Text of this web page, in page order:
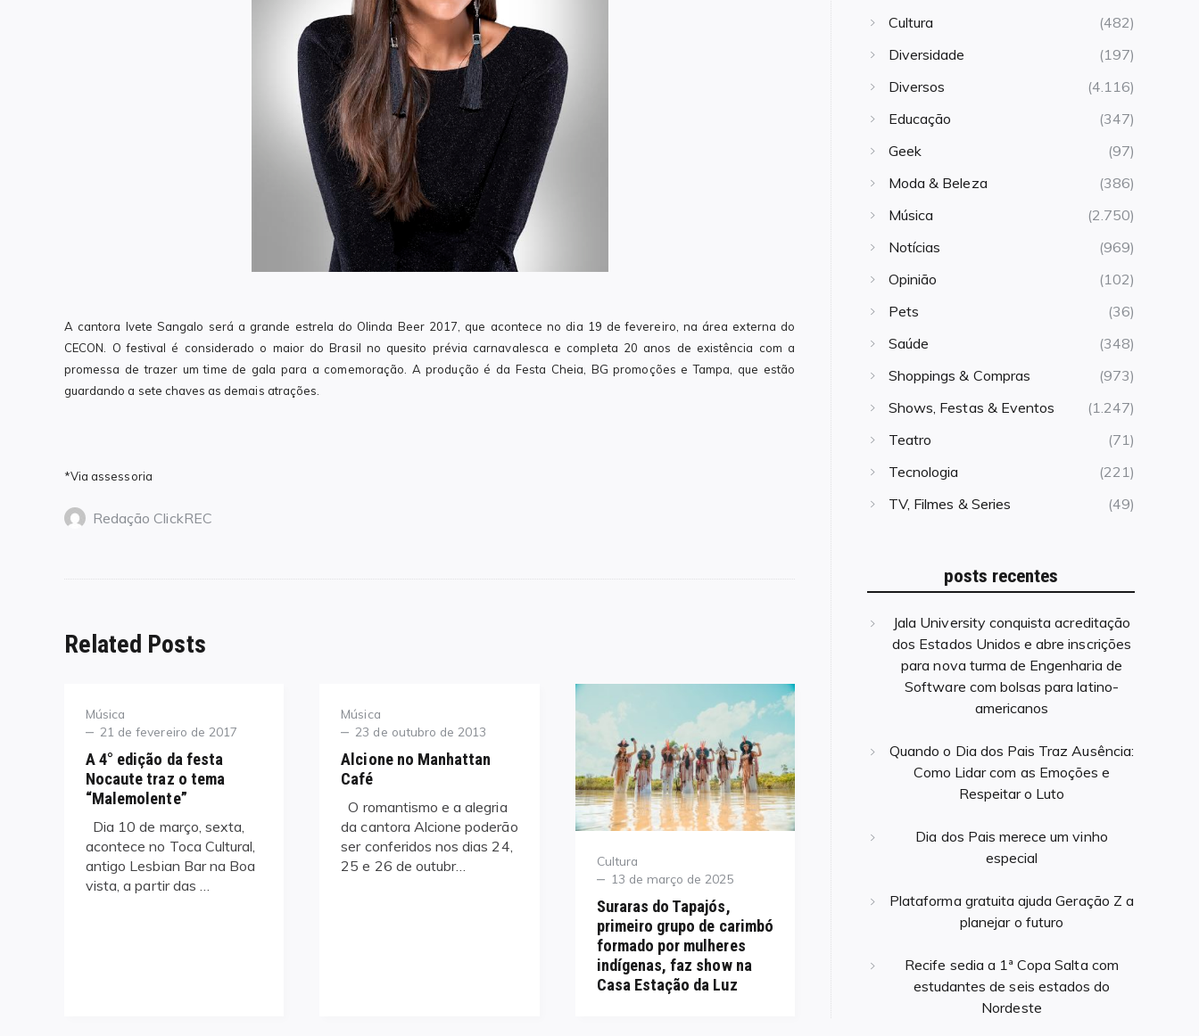
A cantora Ivete Sangalo será a grande estrela do Olinda Beer 2017, que acontece no dia 19 de fevereiro, na área externa do
CECON. O festival é considerado o maior do Brasil no quesito prévia carnavalesca e completa 20 anos de existência com a
promessa de trazer um time de gala para a comemoração. A produção é da Festa Cheia, BG promoções e Tampa, que estão
guardando a sete chaves as demais atrações.
*Via assessoria
Redação ClickREC
Related Posts
Category
Música
Posted
21 de fevereiro de 2017
A 4° edição da festa
Nocaute traz o tema
“Malemolente”
Dia 10 de março, sexta,
acontece no Toca Cultural,
antigo Lesbian Bar na Boa
vista, a partir das …
Category
Música
Posted
23 de outubro de 2013
Alcione no Manhattan
Café
O romantismo e a alegria
da cantora Alcione poderão
ser conferidos nos dias 24,
25 e 26 de outubr…
Category
Cultura
Posted
13 de março de 2025
Suraras do Tapajós,
primeiro grupo de carimbó
formado por mulheres
indígenas, faz show na
Casa Estação da Luz
Cultura
(482)
Diversidade
(197)
Diversos
(4.116)
Educação
(347)
Geek
(97)
Moda & Beleza
(386)
Música
(2.750)
Notícias
(969)
Opinião
(102)
Pets
(36)
Saúde
(348)
Shoppings & Compras
(973)
Shows, Festas & Eventos
(1.247)
Teatro
(71)
Tecnologia
(221)
TV, Filmes & Series
(49)
posts recentes
Jala University conquista acreditação
dos Estados Unidos e abre inscrições
para nova turma de Engenharia de
Software com bolsas para latino-
americanos
Quando o Dia dos Pais Traz Ausência:
Como Lidar com as Emoções e
Respeitar o Luto
Dia dos Pais merece um vinho
especial
Plataforma gratuita ajuda Geração Z a
planejar o futuro
Recife sedia a 1ª Copa Salta com
estudantes de seis estados do
Nordeste